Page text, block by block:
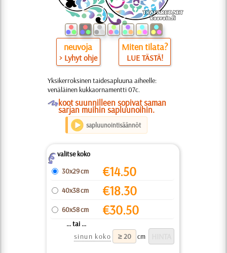
neuvoja
> Lyhyt ohje
Miten tilata?
LUE TÄSTÄ!
Yksikerroksinen taidesapluuna aiheelle:
venäläinen kukkaornamentti 07c.
Okoot suunnilleen sopivat saman
sarjan muihin sapluunoihin.
sapluunointisäännöt
Zvalitse koko
30x29 cm
€14.50
40x38 cm €18.30
60x58 cm €30.50
... tai ...
sinun koko
cm